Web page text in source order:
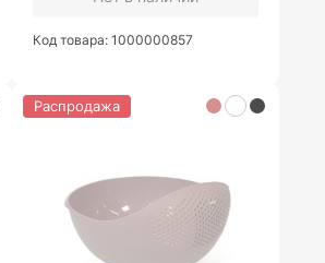
Код товара: 1000000857
Распродажа